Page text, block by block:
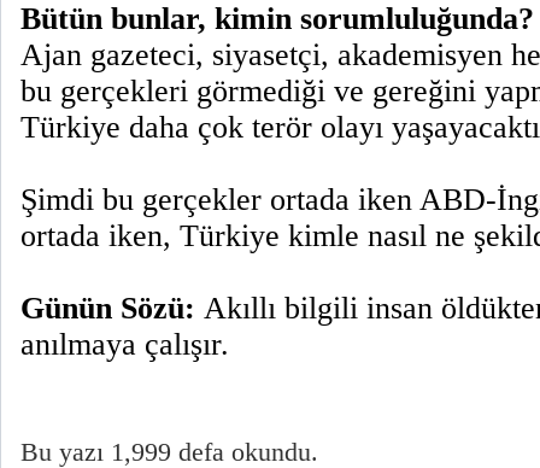
Bütün bunlar, kimin sorumluluğunda?
Ajan gazeteci, siyasetçi, akademisyen
bu gerçekleri görmediği ve gereğini
Türkiye daha çok terör olayı
Şimdi bu gerçekler ortada iken ABD-
ortada iken, Türkiye kimle nasıl ne
Günün Sözü: Akıllı bilgili insan
anılmaya çalışır.
Bu yazı 1,999 defa okundu.